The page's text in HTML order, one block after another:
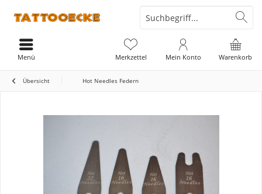
Warenkorb
Merkzettel Mein Konto
Menü
Übersicht Hot Needles Federn